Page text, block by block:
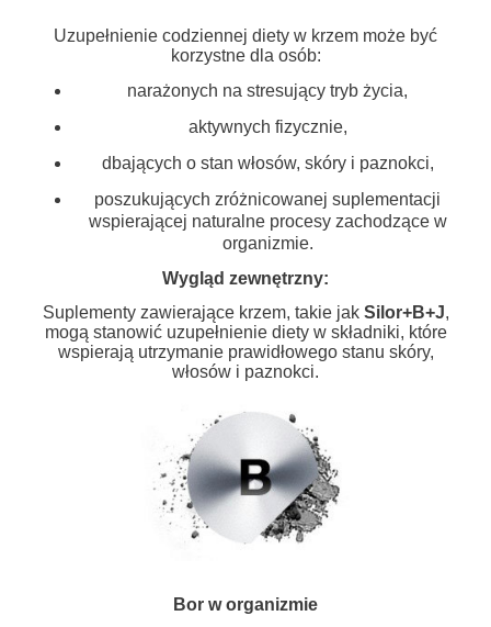
Uzupełnienie codziennej diety w krzem może być
korzystne dla osób:
narażonych na stresujący tryb życia,
aktywnych fizycznie,
dbających o stan włosów, skóry i paznokci,
poszukujących zróżnicowanej suplementacji
wspierającej naturalne procesy zachodzące w
organizmie.
Wygląd zewnętrzny:
Suplementy zawierające krzem, takie jak Silor+B+J,
mogą stanowić uzupełnienie diety w składniki, które
wspierają utrzymanie prawidłowego stanu skóry,
włosów i paznokci.
Bor w organizmie